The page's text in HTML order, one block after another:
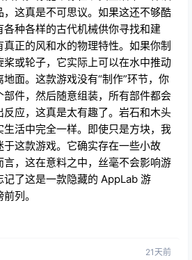
各种各样的古代机械供你寻找和建
正的风和水的物理特性。如果你制
或轮子，它实际上可以在水中推动
面。这款游戏没有“制作”环节，你
件，然后随意组装，所有部件都会
反应，这真是太有趣了。岩石和木头
生活中完全一样。即使只是方块，我
这款游戏。它确实存在一些小故
，这在意料之中，丝毫不会影响游
记了这是一款隐藏的 AppLab 游
前列。
沙盒！